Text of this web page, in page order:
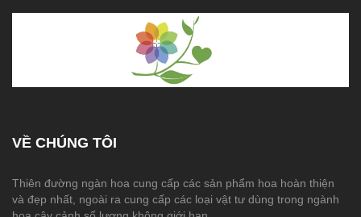
VỀ CHÚNG TÔI
Thiên đường ngàn hoa cung cấp các sản phẩm hoa hoàn thiện
và đẹp nhất, ngoài ra cung cấp các loại vật tư dùng trong ngành